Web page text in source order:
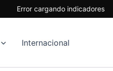
Error cargando indicadores
Internacional